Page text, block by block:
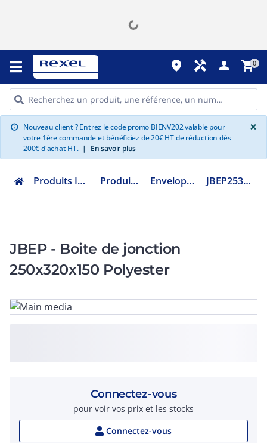
place handyman person shopping_cart0
info Nouveau client ? Entrez le code promo BIENV202 valable pour
votre 1ère commande et bénéficiez de 20€ HT de réduction dès
200€ d'achat HT. | En savoir plus
×
Produits Industriels Produits ATEX Enveloppe ATEX JBEP253215AI29
JBEP - Boite de jonction
250x320x150 Polyester
Connectez-vous
pour voir vos prix et les stocks
Connectez-vous